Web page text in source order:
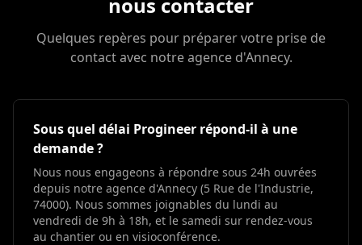
Quelques repères pour préparer votre prise de
contact avec notre agence d'Annecy.
Sous quel délai Progineer répond-il à une
demande ?
Nous nous engageons à répondre sous 24h ouvrées
depuis notre agence d'Annecy (5 Rue de l'Industrie,
74000). Nous sommes joignables du lundi au
vendredi de 9h à 18h, et le samedi sur rendez-vous
au chantier ou en visioconférence.